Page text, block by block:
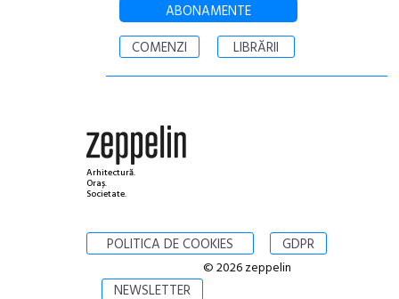
ABONAMENTE
COMENZI
LIBRĂRII
Arhitectură.
Oraș.
Societate.
POLITICA DE COOKIES GDPR
NEWSLETTER
© 2026 zeppelin